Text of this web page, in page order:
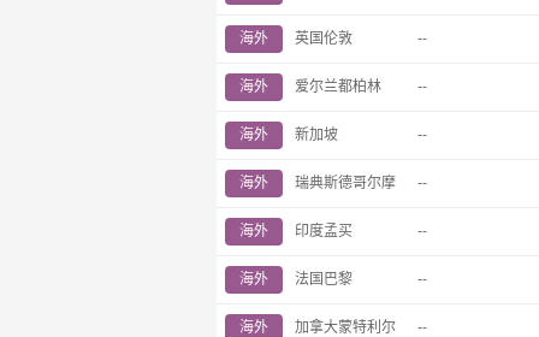
海外 英国伦敦 --
海外 爱尔兰都柏林 --
海外 新加坡 --
海外 瑞典斯德哥尔摩 --
海外 印度孟买 --
海外 法国巴黎 --
海外 加拿大蒙特利尔 --